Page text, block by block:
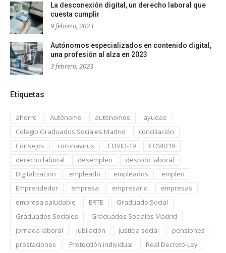
La desconexión digital, un derecho laboral que
cuesta cumplir
9 febrero, 2023
Autónomos especializados en contenido digital,
una profesión al alza en 2023
3 febrero, 2023
Etiquetas
ahorro Autónomo autónomos
ayudas
Colegio Graduados Sociales Madrid
conciliación
Consejos
coronavirus COVID-19
COVID19
derecho laboral
desempleo
despido laboral
Digitalización
empleado empleados
empleo
Emprendedor
empresa empresario
empresas
empresa saludable
ERTE
Graduado Social
Graduados Sociales
Graduados Sociales Madrid
jornada laboral
jubilación justicia social
pensiones
prestaciones
Protección individual
Real Decreto-Ley